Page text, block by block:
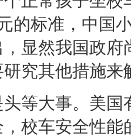
的标准，中国
显然我国政
究其他措施来
大事。美国
校车安全性